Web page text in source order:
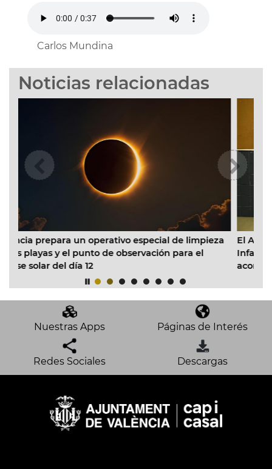
Carlos Mundina
Noticias relacionadas
operativo especial de limpieza
de observación para el
El Ayuntamiento inicia la
Infantil Municipal
acondicionado en todas
Nuestras Apps Páginas de Interés
Redes Sociales Descargas